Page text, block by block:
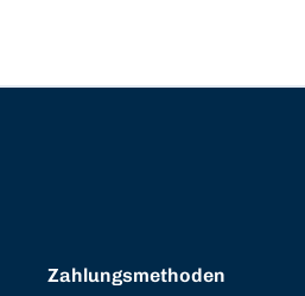
Zahlungsmethoden